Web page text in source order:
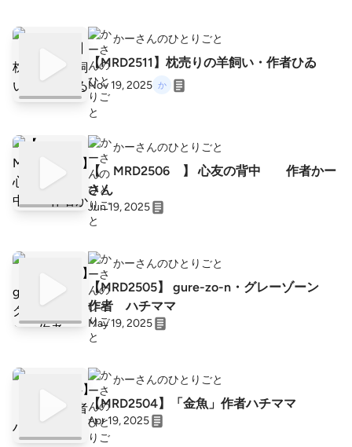
かーさんのひとりごと
【MRD2511】枕売りの羊飼い・作者ひゐ
Nov 19, 2025
かーさんのひとりごと
【 MRD2506 】 心友の背中 作者かー
さん
Jun 19, 2025
かーさんのひとりごと
【MRD2505】 gure-zo-n・グレーゾーン
作者 ハチママ
May 19, 2025
かーさんのひとりごと
【MRD2504】「金魚」作者ハチママ
Apr 19, 2025